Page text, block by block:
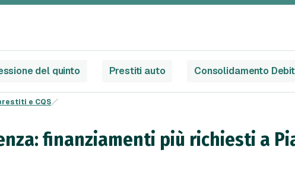
del quinto Prestiti auto Consolidamento
e CQS
finanziamenti più richiesti a